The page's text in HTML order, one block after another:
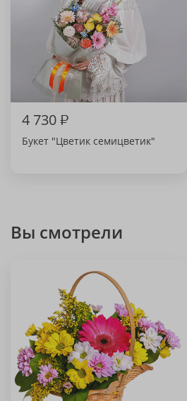
4 730₽
Букет "Цветик семицветик"
Вы смотрели